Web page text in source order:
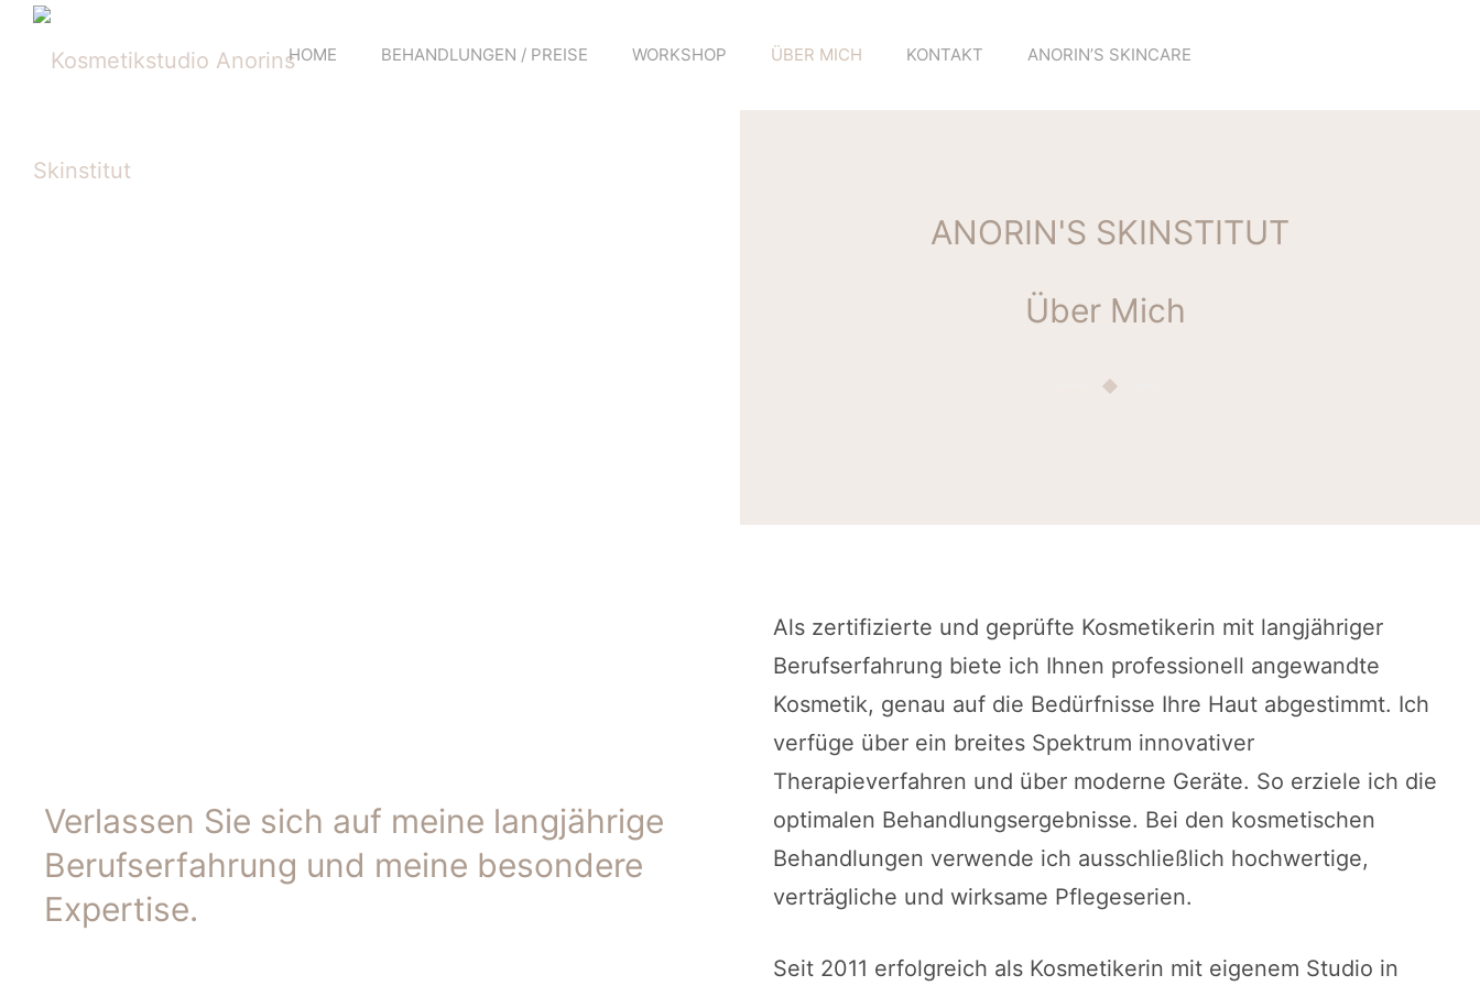
HOME BEHANDLUNGEN / PREISE WORKSHOP ÜBER MICH KONTAKT ANORIN’S SKINCARE
ANORIN'S SKINSTITUT
Über Mich
Verlassen Sie sich auf meine langjährige
Berufserfahrung und meine besondere
Expertise.
Als zertifizierte und geprüfte Kosmetikerin mit langjähriger
Berufserfahrung biete ich Ihnen professionell angewandte
Kosmetik, genau auf die Bedürfnisse Ihre Haut abgestimmt. Ich
verfüge über ein breites Spektrum innovativer
Therapieverfahren und über moderne Geräte. So erziele ich die
optimalen Behandlungsergebnisse. Bei den kosmetischen
Behandlungen verwende ich ausschließlich hochwertige,
verträgliche und wirksame Pflegeserien.
Seit 2011 erfolgreich als Kosmetikerin mit eigenem Studio in